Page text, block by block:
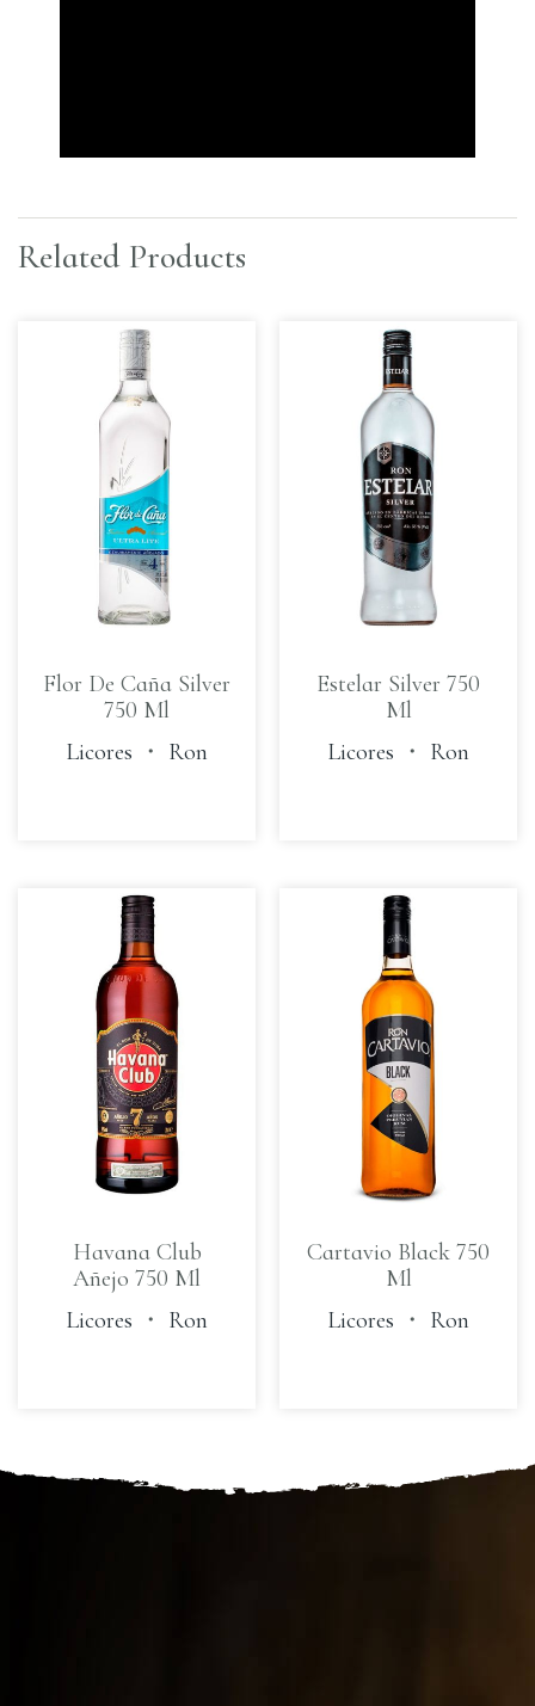
Related Products
Flor De Caña Silver
750 Ml
Licores ・ Ron
Estelar Silver 750
Ml
Licores ・ Ron
Havana Club
Añejo 750 Ml
Licores ・ Ron
Cartavio Black 750
Ml
Licores ・ Ron